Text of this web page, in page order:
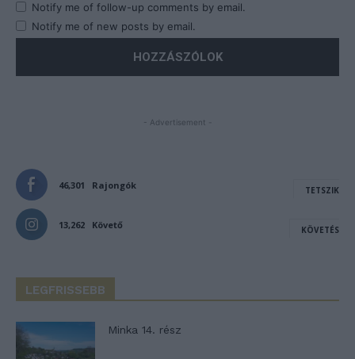
Notify me of follow-up comments by email.
Notify me of new posts by email.
- Advertisement -
46,301 Rajongók TETSZIK
13,262 Követő KÖVETÉS
LEGFRISSEBB
Minka 14. rész